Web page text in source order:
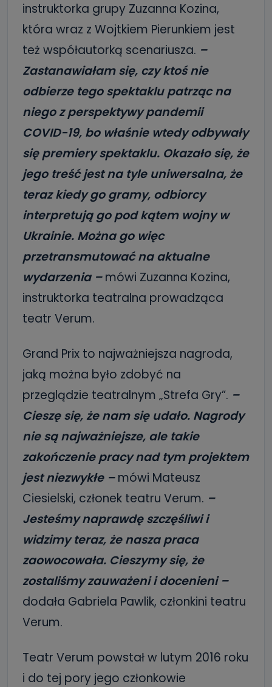
instruktorka grupy Zuzanna Kozina,
która wraz z Wojtkiem Pierunkiem jest
też współautorką scenariusza. –
Zastanawiałam się, czy ktoś nie
odbierze tego spektaklu patrząc na
niego z perspektywy pandemii
COVID-19, bo właśnie wtedy odbywały
się premiery spektaklu. Okazało się, że
jego treść jest na tyle uniwersalna, że
teraz kiedy go gramy, odbiorcy
interpretują go pod kątem wojny w
Ukrainie. Można go więc
przetransmutować na aktualne
wydarzenia – mówi Zuzanna Kozina,
instruktorka teatralna prowadząca
teatr Verum.
Grand Prix to najważniejsza nagroda,
jaką można było zdobyć na
przeglądzie teatralnym „Strefa Gry”. –
Cieszę się, że nam się udało. Nagrody
nie są najważniejsze, ale takie
zakończenie pracy nad tym projektem
jest niezwykłe –mówi Mateusz
Ciesielski, członek teatru Verum. –
Jesteśmy naprawdę szczęśliwi i
widzimy teraz, że nasza praca
zaowocowała. Cieszymy się, że
zostaliśmy zauważeni i docenieni –
dodała Gabriela Pawlik, członkini teatru
Verum.
Teatr Verum powstał w lutym 2016 roku
i do tej pory jego członkowie